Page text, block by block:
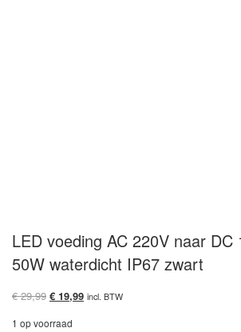
LED voeding AC 220V naar DC
50W waterdicht IP67 zwart
€29,99 Oorspronkelijke prijs was: € 29,99.
€ 19,99Huidige prijs is: € 19,99.
incl. BTW
1 op voorraad